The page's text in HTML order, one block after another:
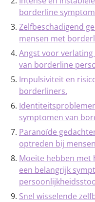
borderline
Zelfbeschadigend
mensen met
Angst voor
van borderline
Impulsiviteit en
borderliners.
symptomen van
Paranoïde
optreden bij
Moeite hebben met
een belangrijk
Snel wisselende